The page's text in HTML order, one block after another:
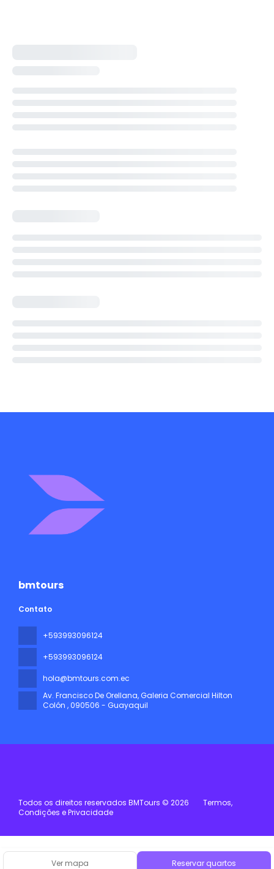
Ver mapa Reservar quartos
bmtours
Contato
+593993096124
+593993096124
hola@bmtours.com.ec
Av. Francisco De Orellana, Galeria Comercial Hilton
Colón , 090506 - Guayaquil
Todos os direitos reservados BMTours © 2026
Termos,
Condições e Privacidade